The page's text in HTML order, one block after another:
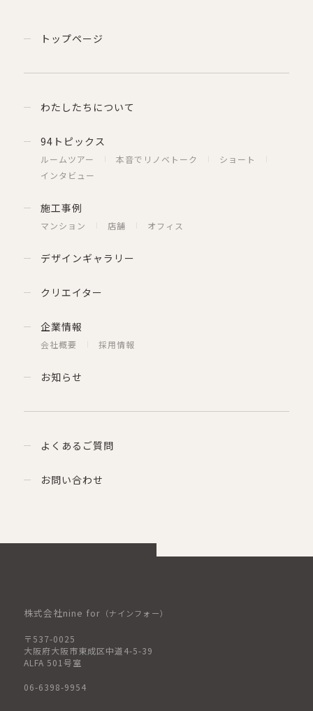
トップページ
わたしたちについて
94トピックス
ルームツアー 本音でリノベトーク
ショート
インタビュー
施工事例
マンション 店舗 オフィス
デザインギャラリー
クリエイター
企業情報
会社概要 採用情報
お知らせ
よくあるご質問
お問い合わせ
株式会社nine for （ナインフォー）
〒537-0025
大阪府大阪市東成区中道4-5-39
ALFA 501号室
06-6398-9954